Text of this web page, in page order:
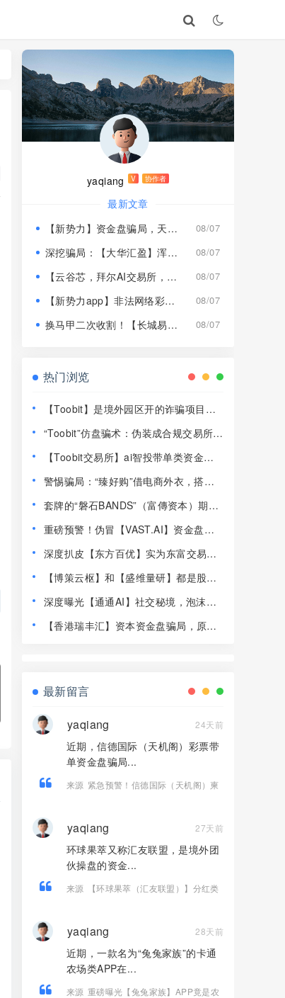
yaqiang V 协作者
最新文章
【新势力】资金盘骗局，天宫国际和平娱乐的狗推换个马甲又来割韭菜！
08/07
深挖骗局：【大华汇盈】浑身造假，冒用演员充当总监，啼笑皆非！ 08/07
【云谷芯，拜尔AI交易所，塔吉跨境电商】这3个项目都是骗局，近期跑路跟即将崩盘收割，赶紧远离！ 08/07
【新势力app】非法网络彩票骗局，“天宫国际”和“和平娱乐”骗子搞的杀猪盘，远离！ 08/07
换马甲二次收割！【长城易趣】平移【康盛科技】又是致命骗局！ 08/07
热门浏览
【Toobit】是境外园区开的诈骗项目，
“Toobit”仿盘骗术：伪装成合规交易所，
骗局！
【Toobit交易所】ai智投带单类资金盘
离！
警惕骗局：“臻好购”借电商外衣，搭建
套牌的“磐石BANDS”（富傳资本）期货
将崩盘跑路！
重磅预警！伪冒【VAST.AI】资金盘传
深度扒皮【东方百优】实为东富交易所
满！
【博策云枢】和【盛维量研】都是股票
深度曝光【通通AI】社交秘境，泡沫堆
【香港瑞丰汇】资本资金盘骗局，原拓
最新留言
yaqiang 24天前
近期，信德国际（天机阁）彩票带
单资金盘骗局...
来源 紧急预警！信德国际（天机阁）柬
yaqiang 27天前
环球果萃又称汇友联盟，是境外团
伙操盘的资金...
来源
【环球果萃（汇友联盟）】分红类
yaqiang 28天前
近期，一款名为“兔兔家族”的卡通
农场类APP在...
来源 重磅曝光【兔兔家族】APP竟是农